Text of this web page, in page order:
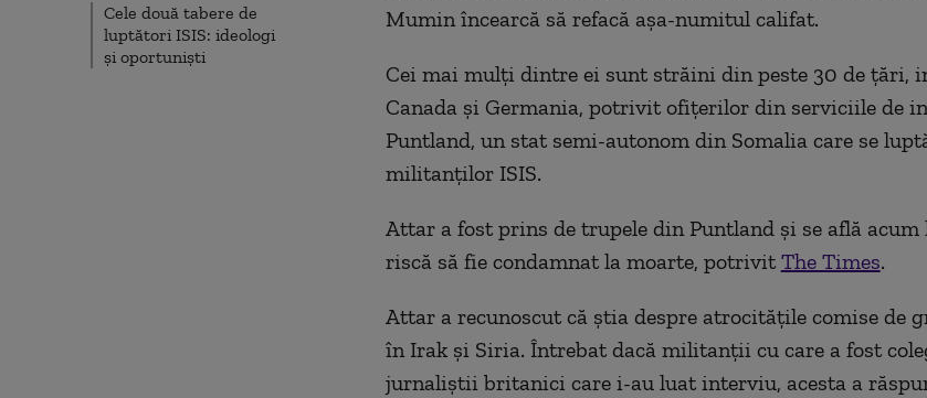
Cele două tabere de
luptători ISIS: ideologi
și oportuniști
Mumin încearcă să refacă așa-numitul califat.
Cei mai mulți dintre ei sunt străini din peste 30 de țări,
Canada și Germania, potrivit ofițerilor din serviciile de
Puntland, un stat semi-autonom din Somalia care se
militanților ISIS.
Attar a fost prins de trupele din Puntland și se află acum
riscă să fie condamnat la moarte, potrivit The Times.
Attar a recunoscut că știa despre atrocitățile comise de
în Irak și Siria. Întrebat dacă militanții cu care a fost
jurnaliștii britanici care i-au luat interviu, acesta a